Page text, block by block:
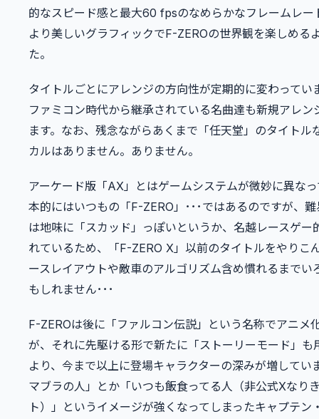
的なスピード感と最大60 fpsのなめらかなフレームレー
より美しいグラフィックでF-ZEROの世界観を楽しめる
た。
タイトルごとにアレンジの方向性が定期的に変わってい
ファミコン時代から継承されている名曲達も新規アレン
ます。なお、残念ながらあくまで「任天堂」のタイトル
カルはありません。ありません。
アーケード版「AX」とはゲームシステムが微妙に異な
本的にはいつもの「F-ZERO」･･･ではあるのですが、
は地味に「スカッド」っぽいというか、名越レースゲー
れているため、「F-ZERO X」以前のタイトルをやりこ
ースレイアウトや敵車のアルゴリズム含め慣れるまでい
もしれません･･･
F-ZEROは後に「ファルコン伝説」という名称でアニメ
が、それに先駆ける形で新たに「ストーリーモード」も
より、今まで以上に登場キャラクターの深みが増してい
マブラの人」とか「いつも飯食ってる人（非公式Xなり
ト）」というイメージが強くなってしまったキャプテン